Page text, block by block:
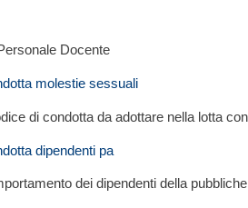
Docente
molestie sessuali
di condotta da adottare nella lotta
dipendenti pa
dei dipendenti della